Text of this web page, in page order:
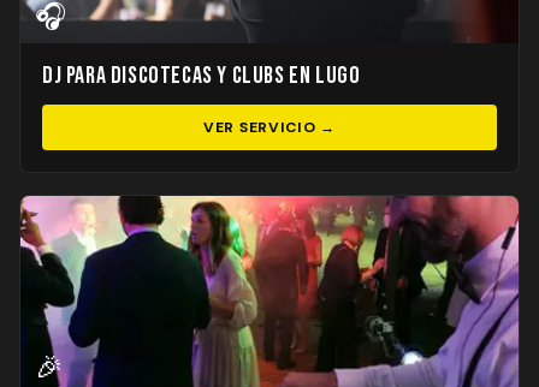
🎧
DJ para Discotecas y Clubs en Lugo
VER SERVICIO →
🎉